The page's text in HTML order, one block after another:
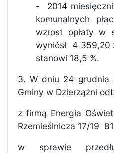
-
2014
komunalnych
wzrost opłaty w
wyniósł
4 359,20
stanowi 18,5 %.
3. W dniu 24 grudnia
Gminy w Dzierzążni
z firmą Energia
Rzemieślnicza 17/19
w sprawie